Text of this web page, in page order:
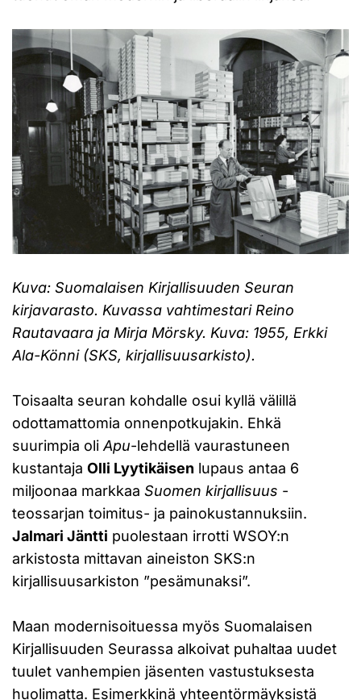
Kuva: Suomalaisen Kirjallisuuden Seuran
kirjavarasto. Kuvassa vahtimestari Reino
Rautavaara ja Mirja Mörsky. Kuva: 1955, Erkki
Ala-Könni (SKS, kirjallisuusarkisto).
Toisaalta seuran kohdalle osui kyllä välillä
odottamattomia onnenpotkujakin. Ehkä
suurimpia oli Apu-lehdellä vaurastuneen
kustantaja Olli Lyytikäisen lupaus antaa 6
miljoonaa markkaa Suomen kirjallisuus -
teossarjan toimitus- ja painokustannuksiin.
Jalmari Jäntti puolestaan irrotti WSOY:n
arkistosta mittavan aineiston SKS:n
kirjallisuusarkiston ”pesämunaksi”.
Maan modernisoituessa myös Suomalaisen
Kirjallisuuden Seurassa alkoivat puhaltaa uudet
tuulet vanhempien jäsenten vastustuksesta
huolimatta. Esimerkkinä yhteentörmäyksistä